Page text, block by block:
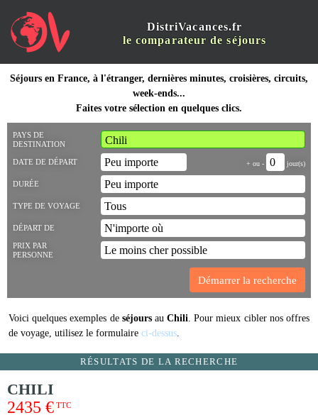
DistriVacances.fr
le comparateur de séjours
Séjours en France, à l'étranger, dernières minutes, croisières, circuits,
week-ends...
Faites votre sélection en quelques clics.
PAYS DE
DESTINATION
DATE DE DÉPART + ou - jour(s)
DURÉE
TYPE DE VOYAGE
DÉPART DE
PRIX PAR
PERSONNE
Voici quelques exemples de séjoursauChili. Pour mieux cibler nos offres
de voyage, utilisez le formulaire ci-dessus.
RÉSULTATS DE LA RECHERCHE
CHILI
2435 € TTC